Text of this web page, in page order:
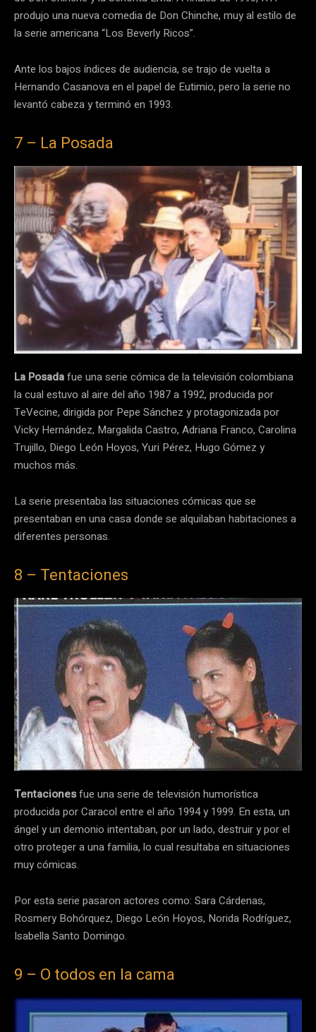
produjo una nueva comedia de Don Chinche, muy al estilo de
la serie americana “Los Beverly Ricos”.
Ante los bajos índices de audiencia, se trajo de vuelta a
Hernando Casanova en el papel de Eutimio, pero la serie no
levantó cabeza y terminó en 1993.
7 – La Posada
La Posadafue una serie cómica de la televisión colombiana
la cual estuvo al aire del año 1987 a 1992, producida por
TeVecine, dirigida por Pepe Sánchez y protagonizada por
Vicky Hernández, Margalida Castro, Adriana Franco, Carolina
Trujillo, Diego León Hoyos, Yuri Pérez, Hugo Gómez y
muchos más.
La serie presentaba las situaciones cómicas que se
presentaban en una casa donde se alquilaban habitaciones a
diferentes personas.
8 – Tentaciones
Tentacionesfue una serie de televisión humorística
producida por Caracol entre el año 1994 y 1999. En esta, un
ángel y un demonio intentaban, por un lado, destruir y por el
otro proteger a una familia, lo cual resultaba en situaciones
muy cómicas.
Por esta serie pasaron actores como: Sara Cárdenas,
Rosmery Bohórquez, Diego León Hoyos, Norida Rodríguez,
Isabella Santo Domingo.
9 – O todos en la cama